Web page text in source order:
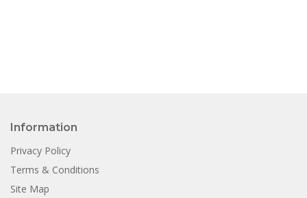
Information
Privacy Policy
Terms & Conditions
Site Map